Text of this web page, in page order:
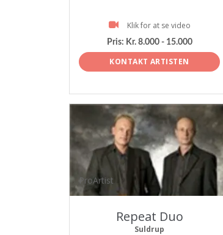
Klik for at se video
Pris: Kr. 8.000 - 15.000
KONTAKT ARTISTEN
ProArtist
Repeat Duo
Suldrup